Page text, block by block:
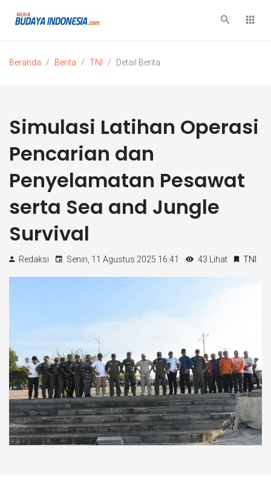
Beranda Berita TNI Detail Berita
Simulasi Latihan Operasi
Pencarian dan
Penyelamatan Pesawat
serta Sea and Jungle
Survival
Redaksi Senin, 11 Agustus 2025 16:41 43 Lihat TNI